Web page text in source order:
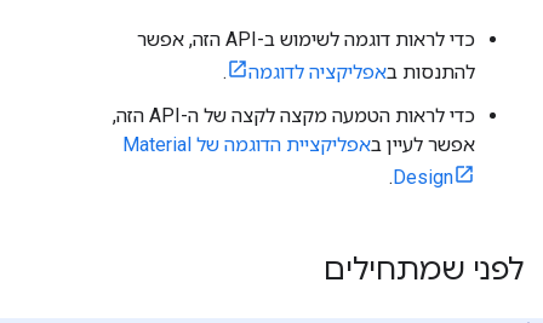
כדי לראות דוגמה לשימוש ב-API הזה, אפשר
להתנסות באפליקציה לדוגמה
.
כדי לראות הטמעה מקצה לקצה של ה-API הזה,
אפשר לעיין ב
אפליקציית הדוגמה של Material
Design
.
לפני שמתחילים